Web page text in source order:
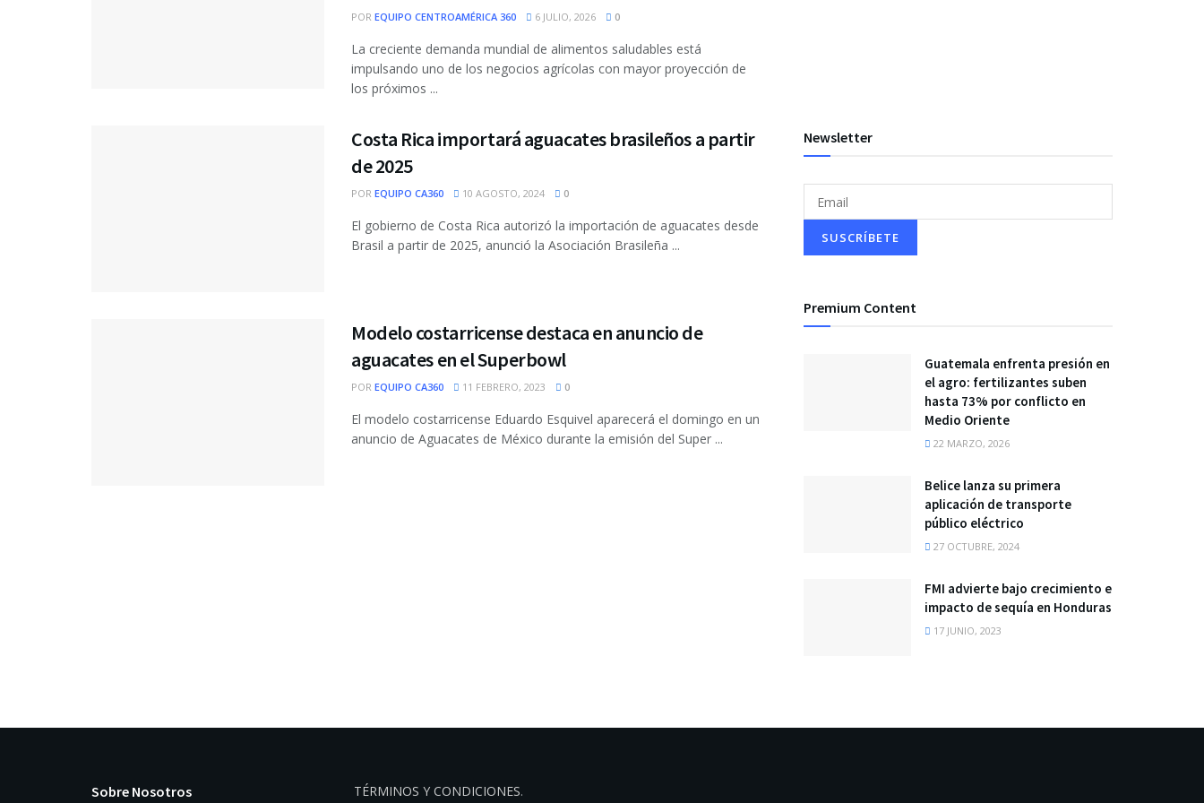
POR EQUIPO CENTROAMÉRICA 360 6 JULIO, 2026 0
La creciente demanda mundial de alimentos saludables está
impulsando uno de los negocios agrícolas con mayor proyección de
los próximos ...
Costa Rica importará aguacates brasileños a partir
de 2025
POR EQUIPO CA360 10 AGOSTO, 2024 0
El gobierno de Costa Rica autorizó la importación de aguacates desde
Brasil a partir de 2025, anunció la Asociación Brasileña ...
Modelo costarricense destaca en anuncio de
aguacates en el Superbowl
POR EQUIPO CA360 11 FEBRERO, 2023 0
El modelo costarricense Eduardo Esquivel aparecerá el domingo en un
anuncio de Aguacates de México durante la emisión del Super ...
Newsletter
Premium Content
Guatemala enfrenta presión en
el agro: fertilizantes suben
hasta 73% por conflicto en
Medio Oriente
22 MARZO, 2026
Belice lanza su primera
aplicación de transporte
público eléctrico
27 OCTUBRE, 2024
FMI advierte bajo crecimiento e
impacto de sequía en Honduras
17 JUNIO, 2023
Sobre Nosotros TÉRMINOS Y CONDICIONES.